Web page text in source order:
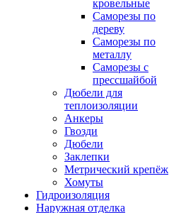
кровельные
Саморезы по
дереву
Саморезы по
металлу
Саморезы с
прессшайбой
Дюбели для
теплоизоляции
Анкеры
Гвозди
Дюбели
Заклепки
Метрический крепёж
Хомуты
Гидроизоляция
Наружная отделка